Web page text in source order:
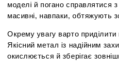
моделі й погано справлятися
масивні, навпаки, обтяжують
Окрему увагу варто приділити
Якісний метал із надійним
окислюється й зберігає